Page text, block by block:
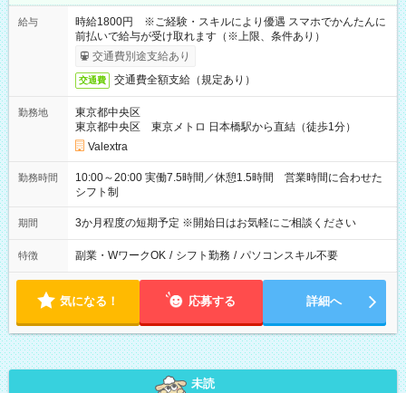
給与
時給1800円 ※ご経験・スキルにより優遇 スマホでかんたんに
前払いで給与が受け取れます（※上限、条件あり）
交通費別途支給あり
交通費 交通費全額支給（規定あり）
勤務地
東京都中央区
東京都中央区 東京メトロ 日本橋駅から直結（徒歩1分）
Valextra
勤務時間
10:00～20:00 実働7.5時間／休憩1.5時間 営業時間に合わせた
シフト制
期間 3か月程度の短期予定 ※開始日はお気軽にご相談ください
特徴 副業・WワークOK / シフト勤務 / パソコンスキル不要
気になる！ 応募する 詳細へ
未読